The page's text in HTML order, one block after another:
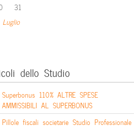
31
dello Studio
Superbonus 110% ALTRE SPESE
AMMISSIBILI AL SUPERBONUS
Pillole fiscali societarie Studio Professionale